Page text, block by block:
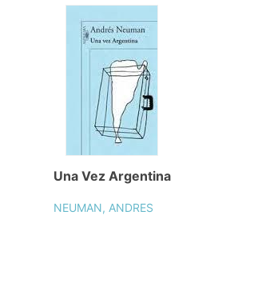
Una Vez Argentina
NEUMAN, ANDRES